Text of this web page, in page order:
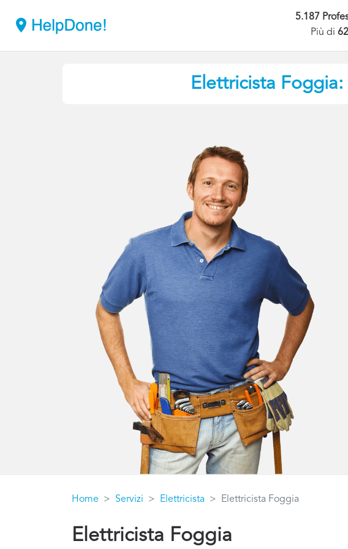
5.187
Più di
Elettricista
Home Servizi Elettricista Elettricista Foggia
Elettricista Foggia